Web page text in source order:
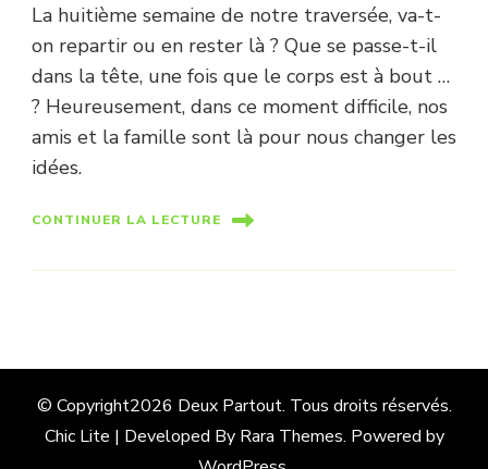
La huitième semaine de notre traversée, va-t-
on repartir ou en rester là ? Que se passe-t-il
dans la tête, une fois que le corps est à bout …
? Heureusement, dans ce moment difficile, nos
amis et la famille sont là pour nous changer les
idées.
CONTINUER LA LECTURE
© Copyright2026 Deux Partout. Tous droits réservés.
Chic Lite | Developed By Rara Themes. Powered by